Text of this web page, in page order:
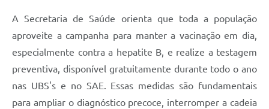
A Secretaria de Saúde orienta que toda a população
aproveite a campanha para manter a vacinação em dia,
especialmente contra a hepatite B, e realize a testagem
preventiva, disponível gratuitamente durante todo o ano
nas UBS's e no SAE. Essas medidas são fundamentais
para ampliar o diagnóstico precoce, interromper a cadeia